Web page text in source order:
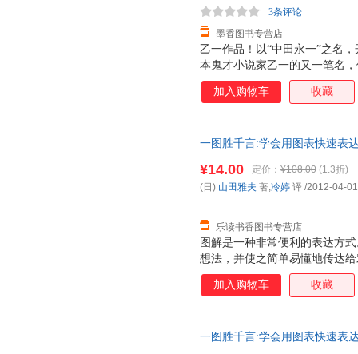
乙一作品！以“中田永一”之名
本鬼才小说家乙一的又一笔名
一”，和以纤柔和悲凄为基调的
《GOTH断掌事件》《我所创
2012年本屋大赏NO.4，青春小
安的你。 “15岁的我，有着无
涌，男孩女孩的歌声里，藏着
墨香图书专营店
3条评论
加入购物车 收藏
一图胜千言:学会用图表快速表
图解是一种非常便利的表达方
想法，并使之简单易懂地传达
使用图形来帮助分析的话，就
够给我们展现出视觉效果的东
及企划书，可以使对方对于你
¥14.00 定价： ¥108.00 (1.3折)
乐读书香图书专营店
(日) 山田雅夫 著,冷婷 译 /2012-04-01
加入购物车 收藏
一图胜千言:学会用图表快速表